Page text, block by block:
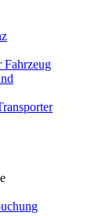
Fahrzeug